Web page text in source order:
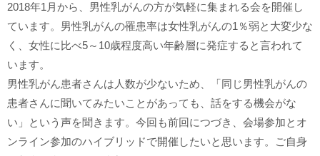
2018年1月から、男性乳がんの方が気軽に集まれる会を開催し
ています。男性乳がんの罹患率は女性乳がんの1％弱と大変少な
く、女性に比べ5～10歳程度高い年齢層に発症すると言われて
います。
男性乳がん患者さんは人数が少ないため、「同じ男性乳がんの
患者さんに聞いてみたいことがあっても、話をする機会がな
い」という声を聞きます。今回も前回につづき、会場参加とオ
ンライン参加のハイブリッドで開催したいと思います。ご自身